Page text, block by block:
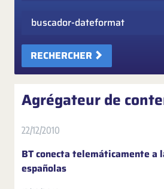
Fecha
RECHERCHER
Agrégateur de
22/12/2010
BT conecta telemáticamente
españolas